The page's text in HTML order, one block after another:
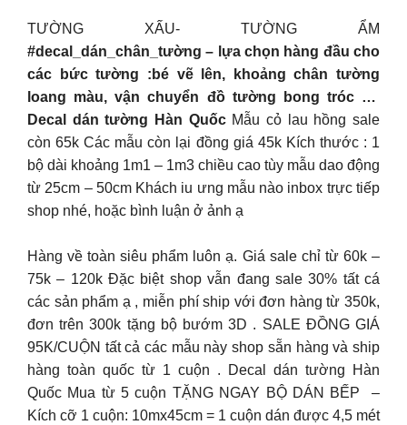
TƯỜNG XẤU- TƯỜNG ẨM
#decal_dán_chân_tường – lựa chọn hàng đầu cho
các bức tường :bé vẽ lên, khoảng chân tường
loang màu, vận chuyển đồ tường bong tróc …
Decal dán tường Hàn QuốcMẫu cỏ lau hồng sale
còn 65k Các mẫu còn lại đồng giá 45k Kích thước : 1
bộ dài khoảng 1m1 – 1m3 chiều cao tùy mẫu dao động
từ 25cm – 50cm Khách iu ưng mẫu nào inbox trực tiếp
shop nhé, hoặc bình luận ở ảnh ạ
Hàng về toàn siêu phẩm luôn ạ. Giá sale chỉ từ 60k –
75k – 120k Đặc biệt shop vẫn đang sale 30% tất cá
các sản phẩm ạ , miễn phí ship với đơn hàng từ 350k,
đơn trên 300k tặng bộ bướm 3D . SALE ĐỒNG GIÁ
95K/CUỘN tất cả các mẫu này shop sẵn hàng và ship
hàng toàn quốc từ 1 cuộn . Decal dán tường Hàn
Quốc Mua từ 5 cuộn TẶNG NGAY BỘ DÁN BẾP –
Kích cỡ 1 cuộn: 10mx45cm = 1 cuộn dán được 4,5 mét